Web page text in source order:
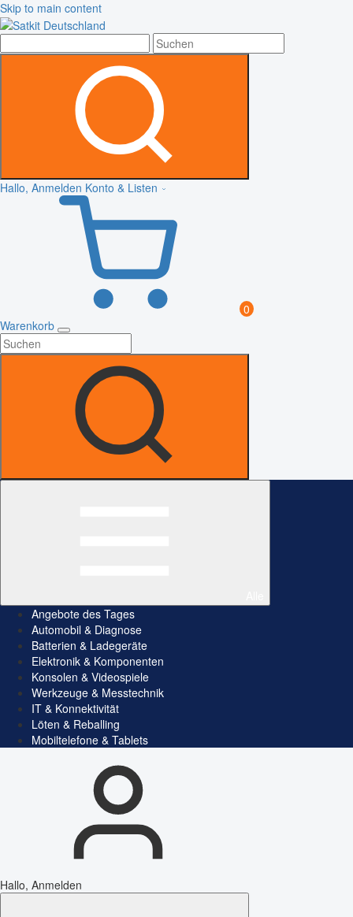
Skip to main content
Hallo, Anmelden Konto & Listen
0
Warenkorb
Angebote des Tages
Automobil & Diagnose
Batterien & Ladegeräte
Elektronik & Komponenten
Konsolen & Videospiele
Werkzeuge & Messtechnik
IT & Konnektivität
Löten & Reballing
Mobiltelefone & Tablets
Hallo, Anmelden